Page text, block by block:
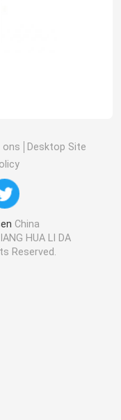
ons
Desktop Site
China
HUA LI DA
Reserved.